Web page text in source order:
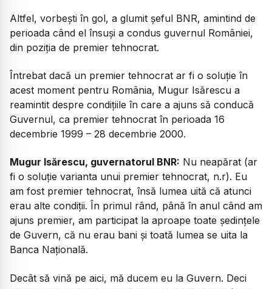
Altfel, vorbești în gol, a glumit șeful BNR, amintind de
perioada când el însuși a condus guvernul României,
din poziția de premier tehnocrat.
Întrebat dacă un premier tehnocrat ar fi o soluție în
acest moment pentru România, Mugur Isărescu a
reamintit despre condițiile în care a ajuns să conducă
Guvernul, ca premier tehnocrat în perioada 16
decembrie 1999 – 28 decembrie 2000.
Mugur Isărescu, guvernatorul BNR: Nu neapărat (ar
fi o soluție varianta unui premier tehnocrat, n.r). Eu
am fost premier tehnocrat, însă lumea uită că atunci
erau alte condiții. În primul rând, până în anul când am
ajuns premier, am participat la aproape toate ședințele
de Guvern, că nu erau bani și toată lumea se uita la
Banca Națională.
Decât să vină pe aici, mă ducem eu la Guvern. Deci